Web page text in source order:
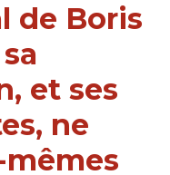
de Boris
et ses
ne
mêmes